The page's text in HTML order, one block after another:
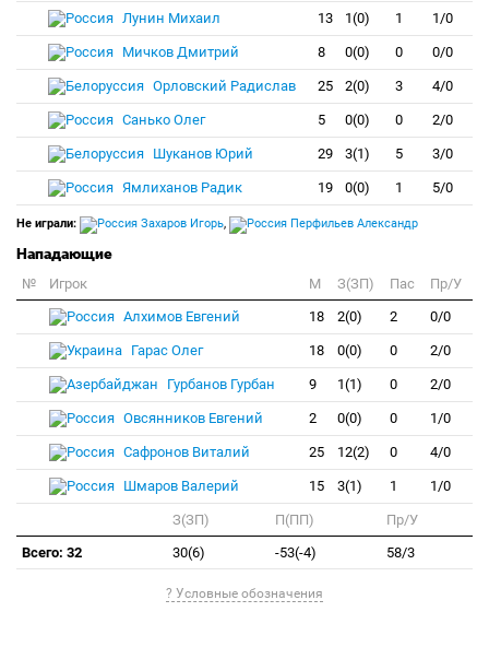
Лунин Михаил 13 1(0) 1 1/0
Мичков Дмитрий 8 0(0) 0 0/0
Орловский Радислав 25 2(0) 3 4/0
Санько Олег 5 0(0) 0 2/0
Шуканов Юрий 29 3(1) 5 3/0
Ямлиханов Радик 19 0(0) 1 5/0
Не играли: Захаров Игорь, Перфильев Александр
Нападающие
№ Игрок M З(ЗП) Пас
Пр/У
Алхимов Евгений
18 2(0) 2 0/0
Гарас Олег 18 0(0) 0 2/0
Гурбанов Гурбан 9 1(1) 0 2/0
Овсянников Евгений 2 0(0) 0 1/0
Сафронов Виталий 25 12(2) 0 4/0
Шмаров Валерий 15 3(1) 1 1/0
З(ЗП) П(ПП)
Пр/У
Всего: 32
30(6) -53(-4) 58/3
? Условные обозначения